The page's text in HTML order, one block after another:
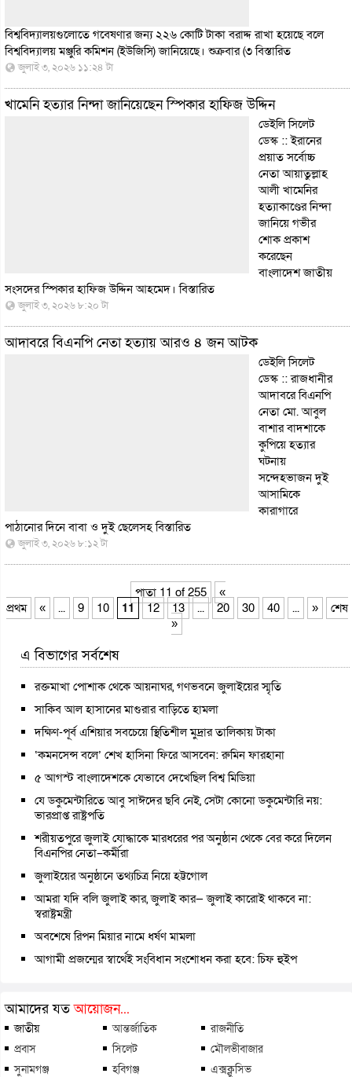
বিশ্ববিদ্যালয়গুলোতে গবেষণার জন্য ২২৬ কোটি টাকা বরাদ্দ রাখা হয়েছে বলে
বিশ্ববিদ্যালয় মঞ্জুরি কমিশন (ইউজিসি) জানিয়েছে। শুক্রবার (৩বিস্তারিত
জুলাই ৩, ২০২৬ ১১:২৪ টা
খামেনি হত্যার নিন্দা জানিয়েছেন স্পিকার হাফিজ উদ্দিন
ডেইলি সিলেট
ডেস্ক :: ইরানের
প্রয়াত সর্বোচ্চ
নেতা আয়াতুল্লাহ
আলী খামেনির
হত্যাকাণ্ডের নিন্দা
জানিয়ে গভীর
শোক প্রকাশ
করেছেন
বাংলাদেশ জাতীয়
সংসদের স্পিকার হাফিজ উদ্দিন আহমেদ।বিস্তারিত
জুলাই ৩, ২০২৬ ৮:২০ টা
আদাবরে বিএনপি নেতা হত্যায় আরও ৪ জন আটক
ডেইলি সিলেট
ডেস্ক :: রাজধানীর
আদাবরে বিএনপি
নেতা মো. আবুল
বাশার বাদশাকে
কুপিয়ে হত্যার
ঘটনায়
সন্দেহভাজন দুই
আসামিকে
কারাগারে
পাঠানোর দিনে বাবা ও দুই ছেলেসহবিস্তারিত
জুলাই ৩, ২০২৬ ৮:১২ টা
পাতা 11 of 255
«
প্রথম
« ... 9 10 11 12 13 ... 20 30 40 ... »
শেষ
»
এ বিভাগের সর্বশেষ
রক্তমাখা পোশাক থেকে আয়নাঘর, গণভবনে জুলাইয়ের স্মৃতি
সাকিব আল হাসানের মাগুরার বাড়িতে হামলা
দক্ষিণ-পূর্ব এশিয়ার সবচেয়ে স্থিতিশীল মুদ্রার তালিকায় টাকা
‘কমনসেন্স বলে’ শেখ হাসিনা ফিরে আসবেন: রুমিন ফারহানা
৫ আগস্ট বাংলাদেশকে যেভাবে দেখেছিল বিশ্ব মিডিয়া
যে ডকুমেন্টারিতে আবু সাঈদের ছবি নেই, সেটা কোনো ডকুমেন্টারি নয়:
ভারপ্রাপ্ত রাষ্ট্রপতি
শরীয়তপুরে জুলাই যোদ্ধাকে মারধরের পর অনুষ্ঠান থেকে বের করে দিলেন
বিএনপির নেতা–কর্মীরা
জুলাইয়ের অনুষ্ঠানে তথ্যচিত্র নিয়ে হট্টগোল
আমরা যদি বলি জুলাই কার, জুলাই কার— জুলাই কারোই থাকবে না:
স্বরাষ্ট্রমন্ত্রী
অবশেষে রিপন মিয়ার নামে ধর্ষণ মামলা
আগামী প্রজন্মের স্বার্থেই সংবিধান সংশোধন করা হবে: চিফ হুইপ
আমাদের যতআয়োজন...
জাতীয় আন্তর্জাতিক
রাজনীতি
প্রবাস
সিলেট
মৌলভীবাজার
সুনামগঞ্জ
হবিগঞ্জ এক্সক্লুসিভ